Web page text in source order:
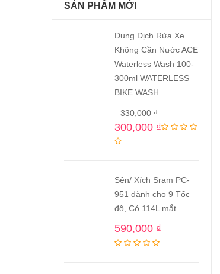
SẢN PHẨM MỚI
Dung Dịch Rửa Xe
Không Cần Nước ACE
Waterless Wash 100-
300ml WATERLESS
BIKE WASH
330,000₫
300,000 ₫
Sên/ Xích Sram PC-
951 dành cho 9 Tốc
độ, Có 114L mắt
590,000 ₫